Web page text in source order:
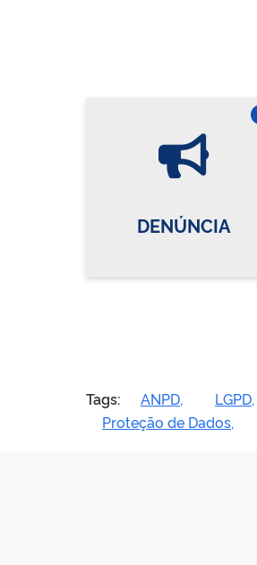
DENÚNCIA
Tags: ANPD, LGPD,
Proteção de Dados,